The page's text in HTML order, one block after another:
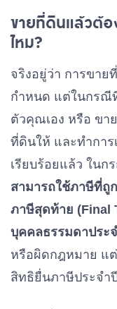
ขายที่ดินแล้วต้
ไหม?
จริงอยู่ว่า การขา
กำหนด แต่ในกรณี
ตัวคุณเอง หรือ ขา
ที่ดินให้ และทำกา
เรียบร้อยแล้ว ในก
สามารถใช้ภาษีที่ถู
ภาษีสุดท้าย (Final
บุคคลธรรมดาประ
หรือผิดกฎหมาย แ
สิทธิยื่นภาษีประจำ